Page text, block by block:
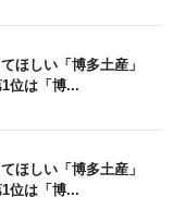
ほしい「博多土産」
位は「博...
ほしい「博多土産」
位は「博...